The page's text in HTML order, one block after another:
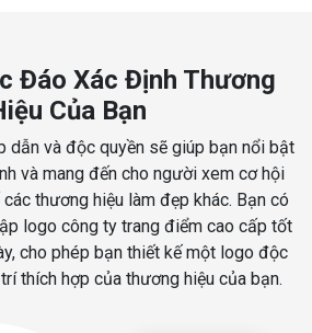
Đáo Xác Định Thương
Của Bạn
dẫn và độc quyền sẽ giúp bạn nổi bật
và mang đến cho người xem cơ hội
thương hiệu làm đẹp khác. Bạn có
logo công ty trang điểm cao cấp tốt
cho phép bạn thiết kế một logo độc
thích hợp của thương hiệu của bạn.